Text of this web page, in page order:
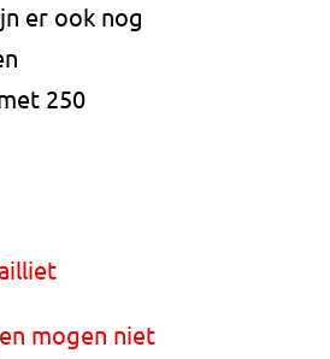
er ook nog
250
mogen niet